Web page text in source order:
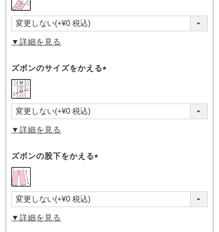
▼詳細を見る
ズボンのサイズをかえる
▼詳細を見る
ズボンの股下をかえる
▼詳細を見る